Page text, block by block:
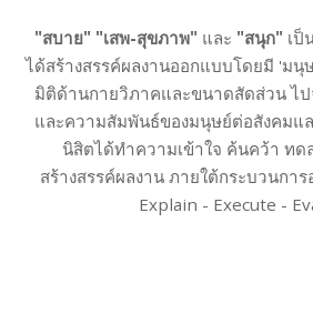
"สบาย" "เสพ-สุขภาพ" และ "สนุก" เป็
ได้สร้างสรรค์ผลงานออกแบบโดยมี 'มนุ
มิติด้านกายวิภาคและขนาดสัดส่วน ไ
และความสัมพันธ์ของมนุษย์ต่อสังคมแ
นิสิตได้ทำความเข้าใจ ค้นคว้า ทด
สร้างสรรค์ผลงาน ภายใต้กระบวนกา
Explain - Execute -